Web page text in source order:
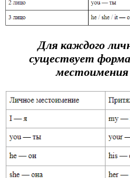
Для каждого
существует
местоимения